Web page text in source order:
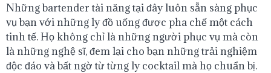
Những bartender tài năng tại đây luôn sẵn sàng phục
vụ bạn với những ly đồ uống được pha chế một cách
tinh tế. Họ không chỉ là những người phục vụ mà còn
là những nghệ sĩ, đem lại cho bạn những trải nghiệm
độc đáo và bất ngờ từ từng ly cocktail mà họ chuẩn bị.